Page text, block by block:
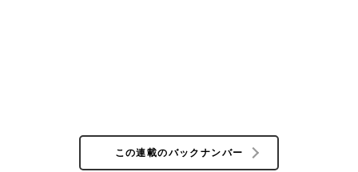
この連載のバックナンバー